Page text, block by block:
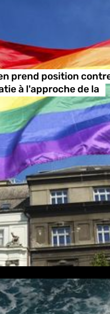
prend position
à l'approche de la